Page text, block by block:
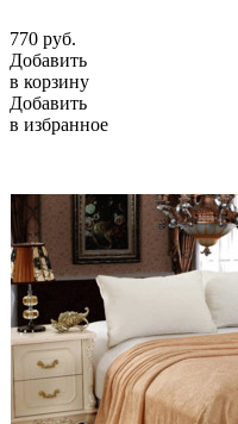
770 руб.
Добавить
в корзину
Добавить
в избранное